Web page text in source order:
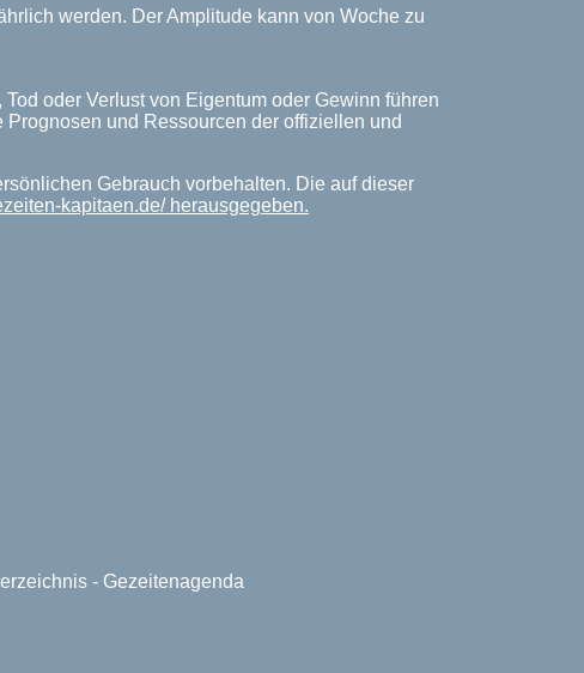
werden. Der Amplitude kann von Woche zu
oder Verlust von Eigentum oder Gewinn führen
und Ressourcen der offiziellen und
Gebrauch vorbehalten. Die auf dieser
kapitaen.de/ herausgegeben.
- Gezeitenagenda